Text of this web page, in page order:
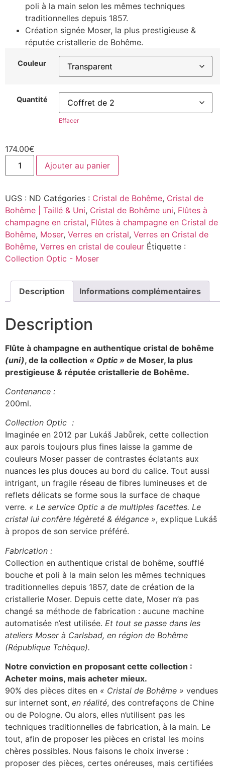
poli à la main selon les mêmes techniques
traditionnelles depuis 1857.
Création signée Moser, la plus prestigieuse &
réputée cristallerie de Bohême.
Couleur
Quantité
Effacer
174.00€
Ajouter au panier
UGS : ND Catégories : Cristal de Bohême, Cristal de
Bohême | Taillé & Uni, Cristal de Bohême uni, Flûtes à
champagne en cristal, Flûtes à champagne en Cristal de
Bohême, Moser, Verres en cristal, Verres en Cristal de
Bohême, Verres en cristal de couleur Étiquette :
Collection Optic - Moser
Description Informations complémentaires
Description
Flûte à champagne en authentique cristal de bohême
(uni), de la collection « Optic » de Moser, la plus
prestigieuse & réputée cristallerie de Bohême.
Contenance :
200ml.
Collection Optic :
Imaginée en 2012 par Lukáš Jabůrek, cette collection
aux parois toujours plus fines laisse la gamme de
couleurs Moser passer de contrastes éclatants aux
nuances les plus douces au bord du calice. Tout aussi
intrigant, un fragile réseau de fibres lumineuses et de
reflets délicats se forme sous la surface de chaque
verre. « Le service Optic a de multiples facettes. Le
cristal lui confère légèreté & élégance », explique Lukáš
à propos de son service préféré.
Fabrication :
Collection en authentique cristal de bohême, soufflé
bouche et poli à la main selon les mêmes techniques
traditionnelles depuis 1857, date de création de la
cristallerie Moser. Depuis cette date, Moser n’a pas
changé sa méthode de fabrication : aucune machine
automatisée n’est utilisée. Et tout se passe dans les
ateliers Moser à Carlsbad, en région de Bohême
(République Tchèque).
Notre conviction en proposant cette collection :
Acheter moins, mais acheter mieux.
90% des pièces dites en « Cristal de Bohême » vendues
sur internet sont, en réalité, des contrefaçons de Chine
ou de Pologne. Ou alors, elles n’utilisent pas les
techniques traditionnelles de fabrication, à la main. Le
tout, afin de proposer les pièces en cristal les moins
chères possibles. Nous faisons le choix inverse :
proposer des pièces, certes onéreuses, mais certifiées